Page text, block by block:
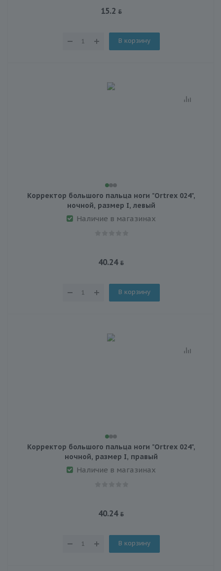
15.2
В корзину
Корректор большого пальца ноги "Ortrex 024",
ночной, размер I, левый
Наличие в магазинах
40.24
В корзину
Корректор большого пальца ноги "Ortrex 024",
ночной, размер I, правый
Наличие в магазинах
40.24
В корзину